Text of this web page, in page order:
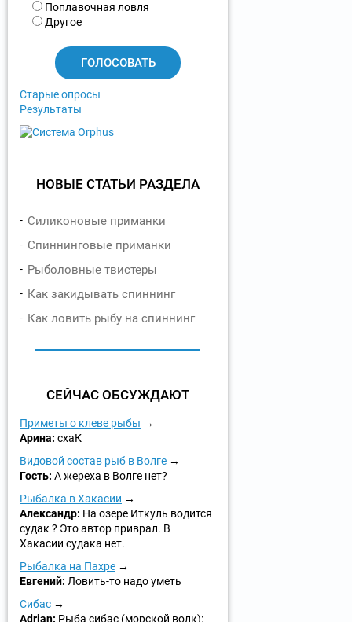
р
и
Поплавочная ловля
Другое
Старые опросы
Результаты
НОВЫЕ СТАТЬИ РАЗДЕЛА
Силиконовые приманки
Спиннинговые приманки
Рыболовные твистеры
Как закидывать спиннинг
Как ловить рыбу на спиннинг
СЕЙЧАС ОБСУЖДАЮТ
Приметы о клеве рыбы
Арина: схаК
Видовой состав рыб в Волге
Гость: А жереха в Волге нет?
Рыбалка в Хакасии
Александр: На озере Иткуль водится
судак ? Это автор приврал. В
Хакасии судака нет.
Рыбалка на Пахре
Евгений: Ловить-то надо уметь
Сибас
Adrian: Рыба сибас (морской волк):